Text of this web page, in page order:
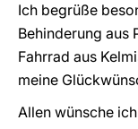
Ich begrüße
Behinderung aus
Fahrrad aus
meine
Allen wünsche